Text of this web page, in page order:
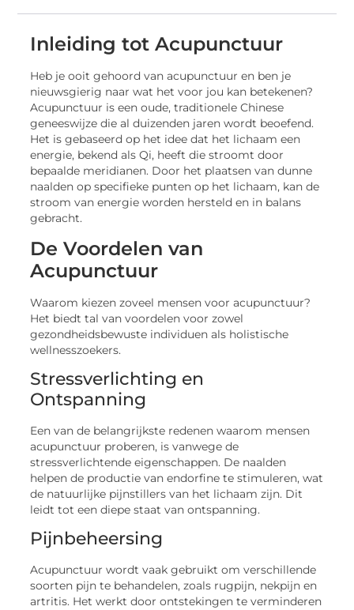
Inleiding tot Acupunctuur
Heb je ooit gehoord van acupunctuur en ben je
nieuwsgierig naar wat het voor jou kan betekenen?
Acupunctuur is een oude, traditionele Chinese
geneeswijze die al duizenden jaren wordt beoefend.
Het is gebaseerd op het idee dat het lichaam een
energie, bekend als Qi, heeft die stroomt door
bepaalde meridianen. Door het plaatsen van dunne
naalden op specifieke punten op het lichaam, kan de
stroom van energie worden hersteld en in balans
gebracht.
De Voordelen van
Acupunctuur
Waarom kiezen zoveel mensen voor acupunctuur?
Het biedt tal van voordelen voor zowel
gezondheidsbewuste individuen als holistische
wellnesszoekers.
Stressverlichting en
Ontspanning
Een van de belangrijkste redenen waarom mensen
acupunctuur proberen, is vanwege de
stressverlichtende eigenschappen. De naalden
helpen de productie van endorfine te stimuleren, wat
de natuurlijke pijnstillers van het lichaam zijn. Dit
leidt tot een diepe staat van ontspanning.
Pijnbeheersing
Acupunctuur wordt vaak gebruikt om verschillende
soorten pijn te behandelen, zoals rugpijn, nekpijn en
artritis. Het werkt door ontstekingen te verminderen